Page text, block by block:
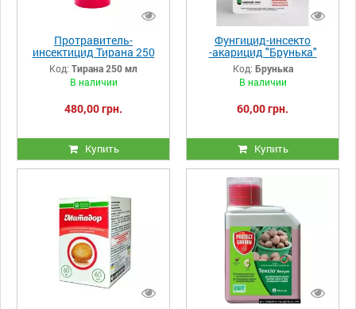
Протравитель-
инсектицид Тирана 250
мл
Код: Тирана 250 мл
В наличии
480,00 грн.
Купить
Фунгицид-инсекто
-акарицид "Брунька"
Код: Брунька
В наличии
60,00 грн.
Купить